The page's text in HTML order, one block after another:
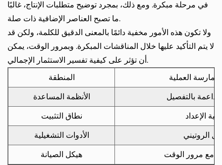
في مرحلة مبكرة. ومع ذلك، بمجرد توضيح متطلبات الإنتاج، غالبًا
ما تصبح العناصر الإضافية ذات صلة.
ولا تكون هذه الأمور مخفية دائمًا بالمعنى الدقيق للكلمة، ولكن قد
لا يتم التأكيد عليها خلال المناقشات المبكرة. وبمرور الوقت، يمكن
أن تؤثر على كيفية تفسير الاستثمار الإجمالي.
المنطقة
العملية
الأنظمة المساعدة بالتفصيل
نطاق التثبيت الإعداد
الأدوات التشغيلية الروتيني
هيكل الصيانة مع مرور الوقت